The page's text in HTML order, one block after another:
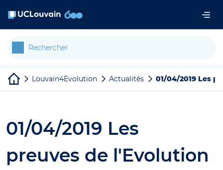
Louvain4Evolution Actualités 01/04/2019 Les
01/04/2019 Les
preuves de l'Evolution